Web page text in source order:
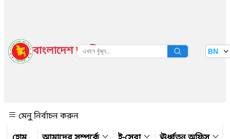
বাংলাদেশ জাতীয় তথ্য বাতায়ন BN
মেনু নির্বাচন করুন